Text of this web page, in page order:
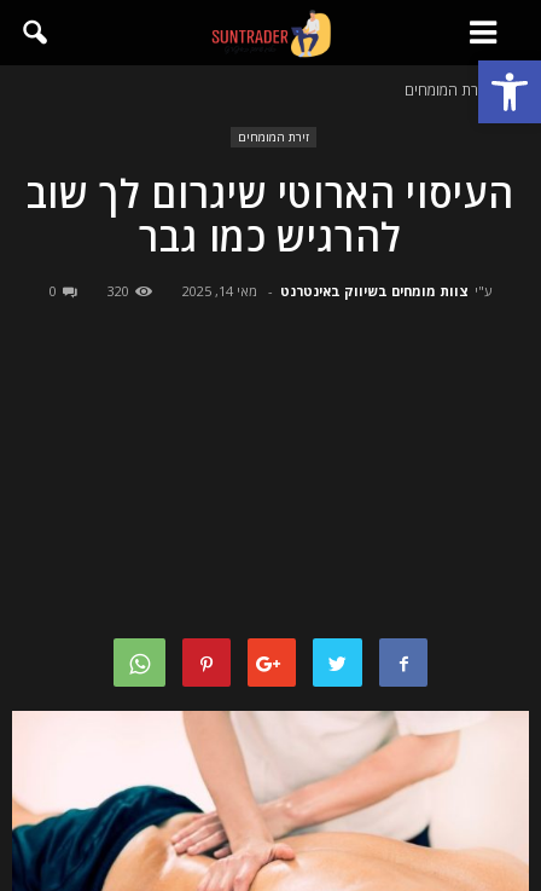
פתח סרגל נגישות
בית זירת המומחים
זירת המומחים
העיסוי הארוטי שיגרום לך שוב
להרגיש כמו גבר
ע"י צוות מומחים בשיווק באינטרנט - מאי 14, 2025 320
0